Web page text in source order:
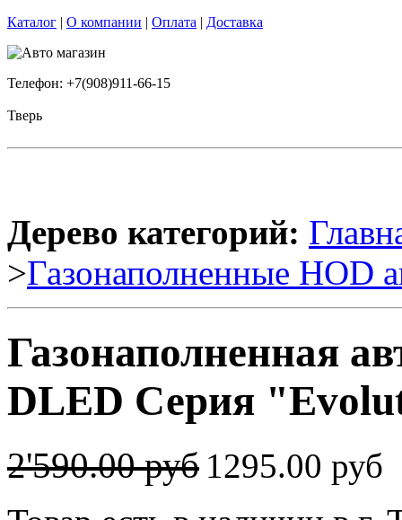
Каталог | О компании | Оплата | Доставка
Телефон: +7(908)911-66-15
Тверь
Дерево категорий:
>Газонаполненные HOD
Газонаполненная
DLED Серия
2'590.00 руб 1295.00 руб